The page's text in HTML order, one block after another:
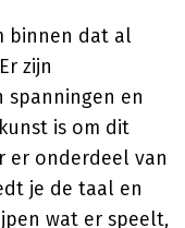
binnen dat al
zijn
spanningen en
is om dit
er onderdeel van
je de taal en
wat er speelt,